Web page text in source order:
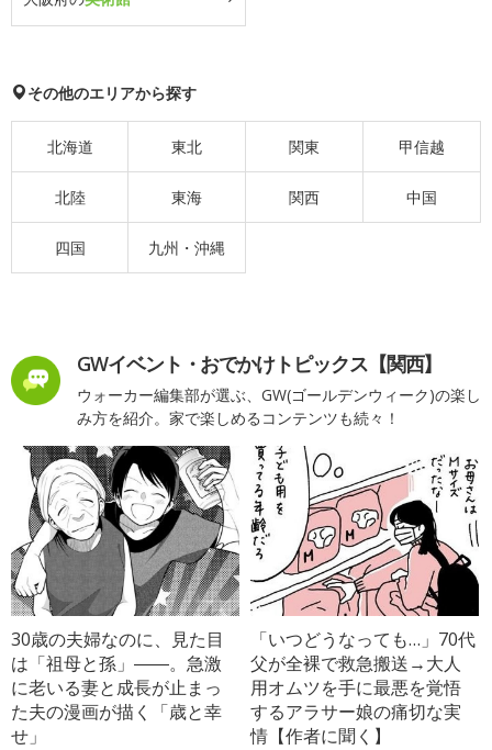
その他のエリアから探す
北海道 東北 関東 甲信越
北陸 東海 関西 中国
四国 九州・沖縄
GWイベント・おでかけトピックス【関西】
ウォーカー編集部が選ぶ、GW(ゴールデンウィーク)の楽し
み方を紹介。家で楽しめるコンテンツも続々！
30歳の夫婦なのに、見た目
は「祖母と孫」――。急激
に老いる妻と成長が止まっ
た夫の漫画が描く「歳と幸
せ」
「いつどうなっても…」70代
父が全裸で救急搬送→大人
用オムツを手に最悪を覚悟
するアラサー娘の痛切な実
情【作者に聞く】